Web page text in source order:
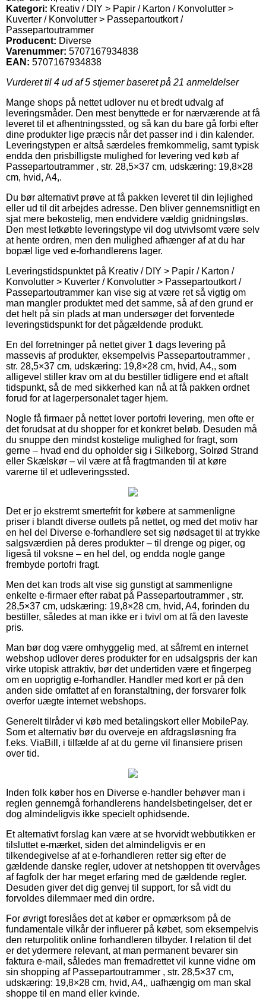
Kategori: Kreativ / DIY > Papir / Karton / Konvolutter >
Kuverter / Konvolutter > Passepartoutkort /
Passepartoutrammer
Producent: Diverse
Varenummer: 5707167934838
EAN: 5707167934838
Vurderet til 4 ud af 5 stjerner baseret på 21 anmeldelser
Mange shops på nettet udlover nu et bredt udvalg af
leveringsmåder. Den mest benyttede er for nærværende at få
leveret til et afhentningssted, og så kan du bare gå forbi efter
dine produkter lige præcis når det passer ind i din kalender.
Leveringstypen er altså særdeles fremkommelig, samt typisk
endda den prisbilligste mulighed for levering ved køb af
Passepartoutrammer , str. 28,5×37 cm, udskæring: 19,8×28
cm, hvid, A4,.
Du bør alternativt prøve at få pakken leveret til din lejlighed
eller ud til dit arbejdes adresse. Den bliver gennemsnitligt en
sjat mere bekostelig, men endvidere vældig gnidningsløs.
Den mest letkøbte leveringstype vil dog utvivlsomt være selv
at hente ordren, men den mulighed afhænger af at du har
bopæl lige ved e-forhandlerens lager.
Leveringstidspunktet på Kreativ / DIY > Papir / Karton /
Konvolutter > Kuverter / Konvolutter > Passepartoutkort /
Passepartoutrammer kan vise sig at være ret så vigtig om
man mangler produktet med det samme, så af den grund er
det helt på sin plads at man undersøger det forventede
leveringstidspunkt for det pågældende produkt.
En del forretninger på nettet giver 1 dags levering på
massevis af produkter, eksempelvis Passepartoutrammer ,
str. 28,5×37 cm, udskæring: 19,8×28 cm, hvid, A4,, som
alligevel stiller krav om at du bestiller tidligere end et aftalt
tidspunkt, så de med sikkerhed kan nå at få pakken ordnet
forud for at lagerpersonalet tager hjem.
Nogle få firmaer på nettet lover portofri levering, men ofte er
det forudsat at du shopper for et konkret beløb. Desuden må
du snuppe den mindst kostelige mulighed for fragt, som
gerne – hvad end du opholder sig i Silkeborg, Solrød Strand
eller Skælskør – vil være at få fragtmanden til at køre
varerne til et udleveringssted.
Det er jo ekstremt smertefrit for købere at sammenligne
priser i blandt diverse outlets på nettet, og med det motiv har
en hel del Diverse e-forhandlere set sig nødsaget til at trykke
salgsværdien på deres produkter – til drenge og piger, og
ligeså til voksne – en hel del, og endda nogle gange
frembyde portofri fragt.
Men det kan trods alt vise sig gunstigt at sammenligne
enkelte e-firmaer efter rabat på Passepartoutrammer , str.
28,5×37 cm, udskæring: 19,8×28 cm, hvid, A4, forinden du
bestiller, således at man ikke er i tvivl om at få den laveste
pris.
Man bør dog være omhyggelig med, at såfremt en internet
webshop udlover deres produkter for en udsalgspris der kan
virke utopisk attraktiv, bør det undertiden være et fingerpeg
om en uoprigtig e-forhandler. Handler med kort er på den
anden side omfattet af en foranstaltning, der forsvarer folk
overfor uægte internet webshops.
Generelt tilråder vi køb med betalingskort eller MobilePay.
Som et alternativ bør du overveje en afdragsløsning fra
f.eks. ViaBill, i tilfælde af at du gerne vil finansiere prisen
over tid.
Inden folk køber hos en Diverse e-handler behøver man i
reglen gennemgå forhandlerens handelsbetingelser, det er
dog almindeligvis ikke specielt ophidsende.
Et alternativt forslag kan være at se hvorvidt webbutikken er
tilsluttet e-mærket, siden det almindeligvis er en
tilkendegivelse af at e-forhandleren retter sig efter de
gældende danske regler, udover at netshoppen tit overvåges
af fagfolk der har meget erfaring med de gældende regler.
Desuden giver det dig genvej til support, for så vidt du
forvoldes dilemmaer med din ordre.
For øvrigt foreslåes det at køber er opmærksom på de
fundamentale vilkår der influerer på købet, som eksempelvis
den returpolitik online forhandleren tilbyder. I relation til det
er det ydermere relevant, at man permanent bevarer sin
faktura e-mail, således man fremadrettet vil kunne vidne om
sin shopping af Passepartoutrammer , str. 28,5×37 cm,
udskæring: 19,8×28 cm, hvid, A4,, uafhængig om man skal
shoppe til en mand eller kvinde.